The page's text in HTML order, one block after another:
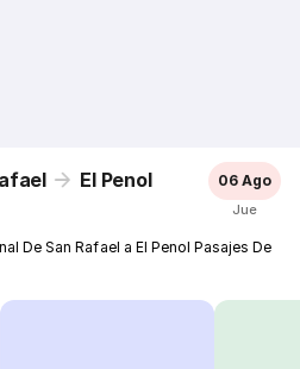
El Penol 06 Ago
Jue
De San Rafael a El Penol Pasajes De